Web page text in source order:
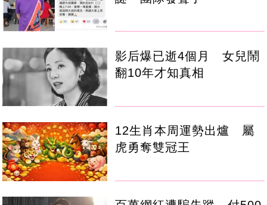
影后爆已逝4個月 女兒鬧
翻10年才知真相
12生肖本周運勢出爐 屬
虎勇奪雙冠王